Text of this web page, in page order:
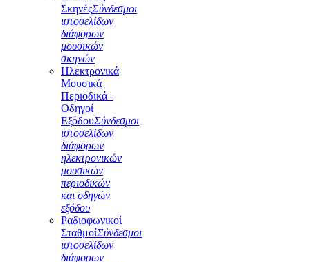
ΣκηνέςΣύνδεσμοι
ιστοσελίδων
διάφορων
μουσικών
σκηνών
Ηλεκτρονικά
Μουσικά
Περιοδικά -
Οδηγοί
ΕξόδουΣύνδεσμοι
ιστοσελίδων
διάφορων
ηλεκτρονικών
μουσικών
περιοδικών
και οδηγών
εξόδου
Ραδιοφωνικοί
ΣταθμοίΣύνδεσμοι
ιστοσελίδων
διάφορων